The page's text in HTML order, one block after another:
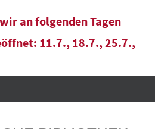
an folgenden Tagen
11.7., 18.7., 25.7.,